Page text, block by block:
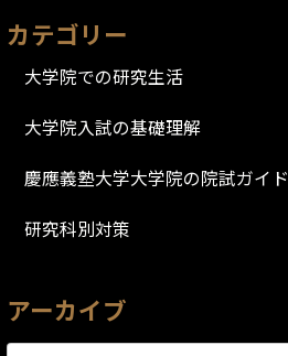
カテゴリー
大学院での研究生活
大学院入試の基礎理解
慶應義塾大学大学院の院試ガイド
研究科別対策
アーカイブ